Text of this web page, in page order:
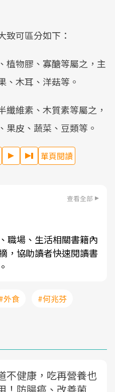
致可區分如下：
植物膠、寡醣等屬之，主
、木耳、洋菇等。
纖維素、木質素等屬之，
果皮、蔬菜、豆類等。
單頁閱讀
查看全部
職場、生活相關書籍內
，協助讀者快速閱讀書
外食 #何兆芬
不健康，吃再營養也